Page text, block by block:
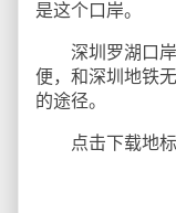
是这个口岸。
深圳罗湖口岸
便，和深圳地铁
的途径。
点击下载地标